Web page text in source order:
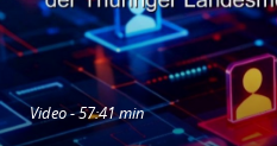
Video - 57:41 min